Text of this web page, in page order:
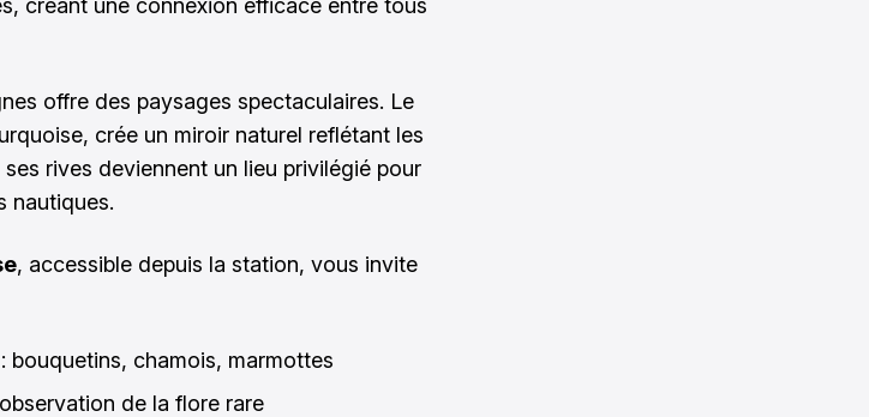
créant une connexion efficace entre tous
offre des paysages spectaculaires. Le
crée un miroir naturel reflétant les
rives deviennent un lieu privilégié pour
nautiques.
, accessible depuis la station, vous invite
bouquetins, chamois, marmottes
de la flore rare